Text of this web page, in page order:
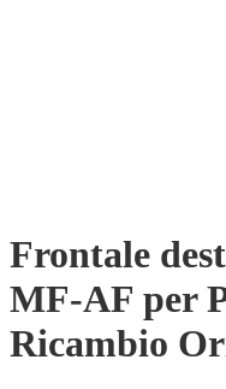
Frontale
MF-AF per
Ricambio